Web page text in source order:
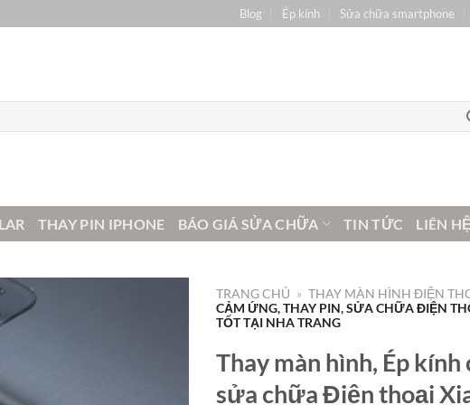
Blog Ép kính Sửa chữa smartphone
THAY PIN IPHONE BÁO GIÁ SỬA CHỮA TIN TỨC LIÊN HỆ
TRANG CHỦ » THAY MÀN HÌNH ĐIỆN
CẢM ỨNG, THAY PIN, SỬA CHỮA ĐIỆN
TỐT TẠI NHA TRANG
Thay màn hình, Ép
sửa chữa Điện thoại